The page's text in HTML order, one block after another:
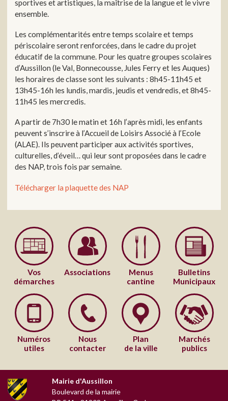
sportives et artistiques, la maîtrise de la langue et le vivre
ensemble.
Les complémentarités entre temps scolaire et temps
périscolaire seront renforcées, dans le cadre du projet
éducatif de la commune. Pour les quatre groupes scolaires
d’Aussillon (le Val, Bonnecousse, Jules Ferry et les Auques)
les horaires de classe sont les suivants : 8h45-11h45 et
13h45-16h les lundis, mardis, jeudis et vendredis, et 8h45-
11h45 les mercredis.
A partir de 7h30 le matin et 16h l’après midi, les enfants
peuvent s’inscrire à l’Accueil de Loisirs Associé à l’Ecole
(ALAE). Ils peuvent participer aux activités sportives,
culturelles, d’éveil… qui leur sont proposées dans le cadre
des NAP, trois fois par semaine.
Télécharger la plaquette des NAP
Vos
démarches
Associations
Menus
cantine
Bulletins
Municipaux
Numéros
utiles
Nous
contacter
Plan
de la ville
Marchés
publics
Mairie d'Aussillon
Boulevard de la mairie